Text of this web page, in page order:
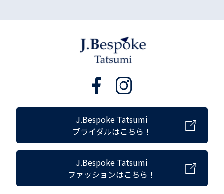
J.Bespoke Tatsumi
ブライダルはこちら！
J.Bespoke Tatsumi
ファッションはこちら！